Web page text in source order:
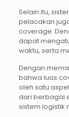
Selain itu,
pelacakan
coverage.
dapat
waktu, serta
Dengan
bahwa luas
oleh satu
dari berbagai
sistem logistik